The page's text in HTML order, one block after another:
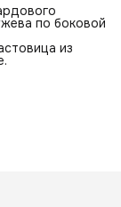
по боковой
из